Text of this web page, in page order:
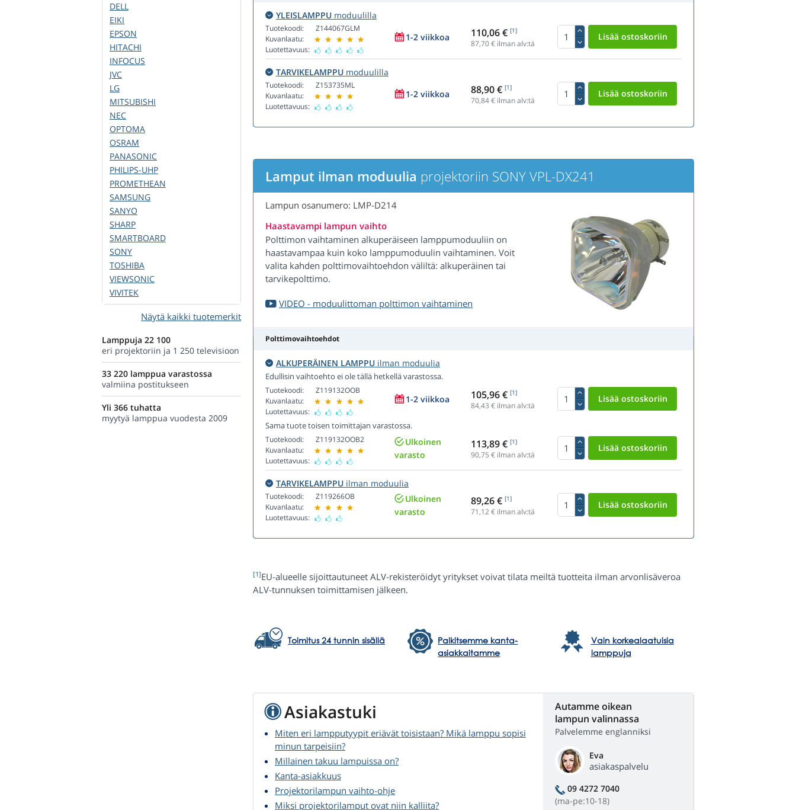
YLEISLAMPPU moduulilla
Tuotekoodi:
Kuvanlaatu:
Luotettavuus:
Z144067GLM
1-2 viikkoa 110,06 € [1]
87,70€ ilman alv:tä
TARVIKELAMPPU moduulilla
Tuotekoodi:
Kuvanlaatu:
Luotettavuus:
Z153735ML
1-2 viikkoa 88,90 € [1]
70,84€ ilman alv:tä
Lamput ilman moduulia projektoriin SONY VPL-DX241
Lampun osanumero: LMP-D214
Haastavampi lampun vaihto
Polttimon vaihtaminen alkuperäiseen lamppumoduuliin on
haastavampaa kuin koko lamppumoduulin vaihtaminen. Voit
valita kahden polttimovaihtoehdon väliltä: alkuperäinen tai
tarvikepolttimo.
VIDEO - moduulittoman polttimon vaihtaminen
Polttimovaihtoehdot
ALKUPERÄINEN LAMPPU ilman moduulia
Edullisin vaihtoehto ei ole tällä hetkellä varastossa.
Tuotekoodi:
Kuvanlaatu:
Luotettavuus:
Z119132OOB
1-2 viikkoa 105,96 € [1]
84,43 € ilman alv:tä
Sama tuote toisen toimittajan varastossa.
Tuotekoodi:
Kuvanlaatu:
Luotettavuus:
Z119132OOB2
Ulkoinen
varasto
113,89 € [1]
90,75 € ilman alv:tä
TARVIKELAMPPU ilman moduulia
Tuotekoodi:
Kuvanlaatu:
Luotettavuus:
Z119266OB
Ulkoinen
varasto
89,26 € [1]
71,12€ ilman alv:tä
[1]EU-alueelle sijoittautuneet ALV-rekisteröidyt yritykset voivat tilata meiltä tuotteita ilman arvonlisäveroa
ALV-tunnuksen toimittamisen jälkeen.
Toimitus 24 tunnin sisällä
Palkitsemme kanta-
asiakkaitamme
Vain korkealaatuisia
lamppuja
Asiakastuki
Miten eri lampputyypit eriävät toisistaan? Mikä lamppu sopisi
minun tarpeisiin?
Millainen takuu lampuissa on?
Kanta-asiakkuus
Projektorilampun vaihto-ohje
Miksi projektorilamput ovat niin kalliita?
Autamme oikean
lampun valinnassa
Palvelemme englanniksi
Eva
asiakaspalvelu
09 4272 7040
(ma-pe:10-18)
DELL
EIKI
EPSON
HITACHI
INFOCUS
JVC
LG
MITSUBISHI
NEC
OPTOMA
OSRAM
PANASONIC
PHILIPS-UHP
PROMETHEAN
SAMSUNG
SANYO
SHARP
SMARTBOARD
SONY
TOSHIBA
VIEWSONIC
VIVITEK
Näytä kaikki tuotemerkit
Lamppuja 22 100
eri projektoriin ja 1 250 televisioon
33 220 lamppua varastossa
valmiina postitukseen
Yli 366 tuhatta
myytyä lamppua vuodesta 2009